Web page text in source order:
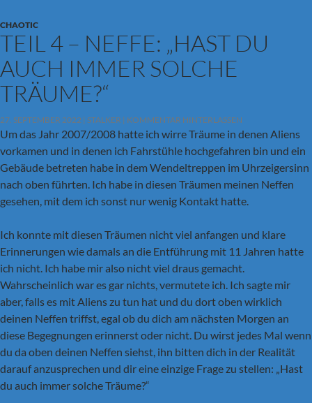
CHAOTIC
TEIL 4 – NEFFE: „HAST DU
AUCH IMMER SOLCHE
TRÄUME?“
27. SEPTEMBER 2022 STALKER KOMMENTAR HINTERLASSEN
Um das Jahr 2007/2008 hatte ich wirre Träume in denen Aliens
vorkamen und in denen ich Fahrstühle hochgefahren bin und ein
Gebäude betreten habe in dem Wendeltreppen im Uhrzeigersinn
nach oben führten. Ich habe in diesen Träumen meinen Neffen
gesehen, mit dem ich sonst nur wenig Kontakt hatte.
Ich konnte mit diesen Träumen nicht viel anfangen und klare
Erinnerungen wie damals an die Entführung mit 11 Jahren hatte
ich nicht. Ich habe mir also nicht viel draus gemacht.
Wahrscheinlich war es gar nichts, vermutete ich. Ich sagte mir
aber, falls es mit Aliens zu tun hat und du dort oben wirklich
deinen Neffen triffst, egal ob du dich am nächsten Morgen an
diese Begegnungen erinnerst oder nicht. Du wirst jedes Mal wenn
du da oben deinen Neffen siehst, ihn bitten dich in der Realität
darauf anzusprechen und dir eine einzige Frage zu stellen: „Hast
du auch immer solche Träume?“